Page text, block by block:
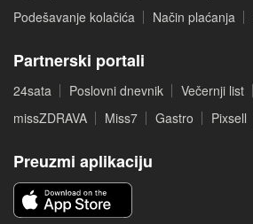
Podešavanje kolačića
Način plaćanja
Partnerski portali
24sata Poslovni dnevnik Večernji list
missZDRAVA
Miss7 Gastro Pixsell
Preuzmi aplikaciju